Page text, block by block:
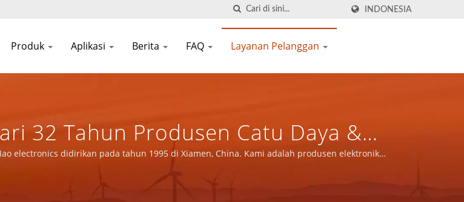
INDONESIA
Produk Aplikasi Berita FAQ Layanan Pelanggan
32 Tahun Produsen Catu Daya &
SCIENTIFIC CO., LTD.
electronics didirikan pada tahun 1995 di Xiamen, China. Kami adalah produsen elektronik